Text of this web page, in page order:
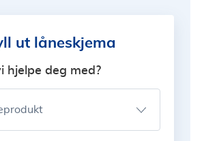
ut låneskjema
hjelpe deg med?